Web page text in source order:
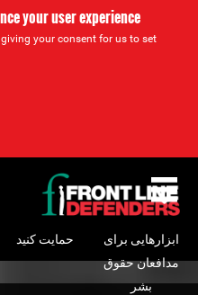
your user experience
your consent for us to set
Back
to
top
ابزارهایی برای
مدافعان حقوق
بشر
حمایت کنید